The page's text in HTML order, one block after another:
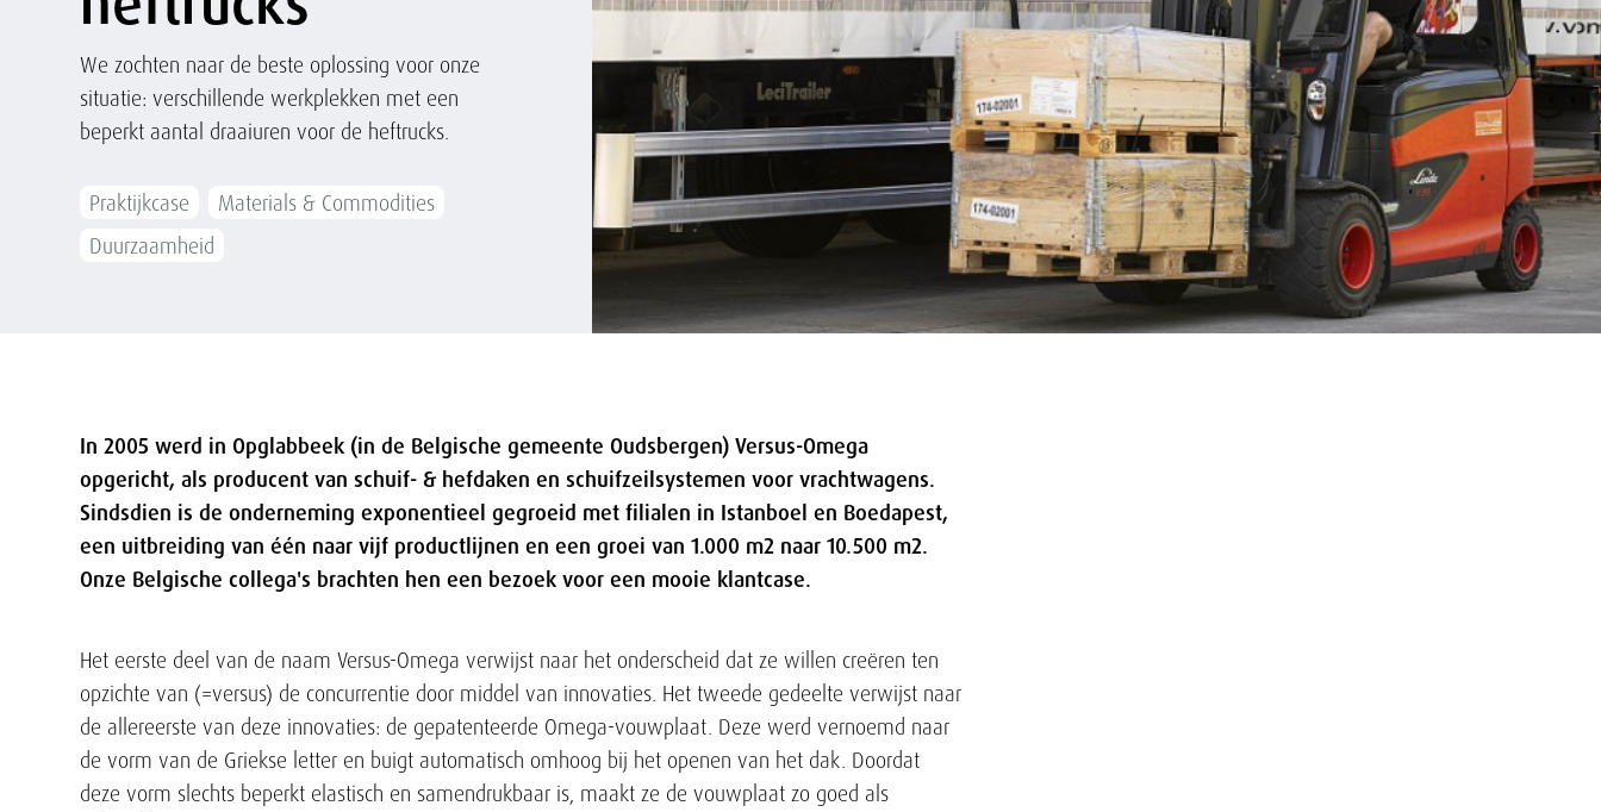
We zochten naar de beste oplossing voor onze
situatie: verschillende werkplekken met een
beperkt aantal draaiuren voor de heftrucks.
Praktijkcase
Materials & Commodities
Duurzaamheid
In 2005 werd in Opglabbeek (in de Belgische gemeente Oudsbergen) Versus-Omega
opgericht, als producent van schuif- & hefdaken en schuifzeilsystemen voor vrachtwagens.
Sindsdien is de onderneming exponentieel gegroeid met filialen in Istanboel en Boedapest,
een uitbreiding van één naar vijf productlijnen en een groei van 1.000 m2 naar 10.500 m2.
Onze Belgische collega's brachten hen een bezoek voor een mooie klantcase.
Tekst
Het eerste deel van de naam Versus-Omega verwijst naar het onderscheid dat ze willen creëren ten
opzichte van (=versus) de concurrentie door middel van innovaties. Het tweede gedeelte verwijst naar
de allereerste van deze innovaties: de gepatenteerde Omega-vouwplaat. Deze werd vernoemd naar
de vorm van de Griekse letter en buigt automatisch omhoog bij het openen van het dak. Doordat
deze vorm slechts beperkt elastisch en samendrukbaar is, maakt ze de vouwplaat zo goed als